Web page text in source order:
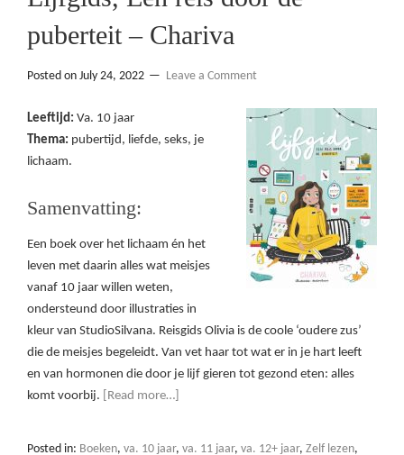
puberteit – Chariva
Posted on July 24, 2022 Leave a Comment
Leeftijd: Va. 10 jaar
Thema: pubertijd, liefde, seks, je
lichaam.
Samenvatting:
Een boek over het lichaam én het
leven met daarin alles wat meisjes
vanaf 10 jaar willen weten,
ondersteund door illustraties in
kleur van StudioSilvana. Reisgids Olivia is de coole ‘oudere zus’
die de meisjes begeleidt. Van vet haar tot wat er in je hart leeft
en van hormonen die door je lijf gieren tot gezond eten: alles
komt voorbij.
[Read more…]
Posted in: Boeken, va. 10 jaar, va. 11 jaar, va. 12+ jaar, Zelf lezen,